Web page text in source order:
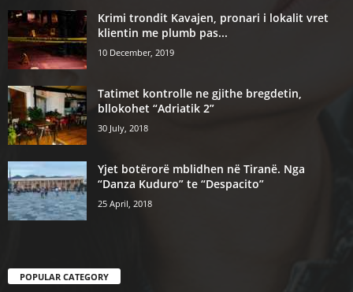
Krimi trondit Kavajen, pronari i lokalit vret
klientin me plumb pas...
10 December, 2019
Tatimet kontrolle ne gjithe bregdetin,
bllokohet “Adriatik 2”
30 July, 2018
Yjet botërorë mblidhen në Tiranë. Nga
“Danza Kuduro” te “Despacito”
25 April, 2018
POPULAR CATEGORY